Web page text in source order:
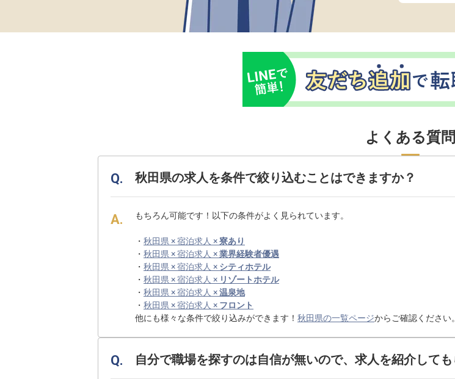
よくある質問
秋田県の求人を条件で絞り込むことはできますか？
もちろん可能です！以下の条件がよく見られています。
・ 秋田県 × 宿泊求人 ×寮あり
・ 秋田県 × 宿泊求人 ×業界経験者優遇
・ 秋田県 × 宿泊求人 × シティホテル
・ 秋田県 × 宿泊求人 × リゾートホテル
・ 秋田県 × 宿泊求人 ×温泉地
・ 秋田県 × 宿泊求人 × フロント
他にも様々な条件で絞り込みができます！ 秋田県の一覧ページからご確認ください。
自分で職場を探すのは自信が無いので、求人を紹介して